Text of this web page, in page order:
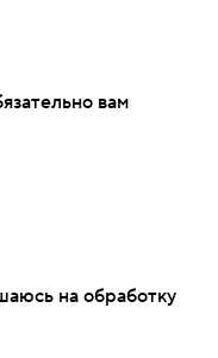
вам
на обработку